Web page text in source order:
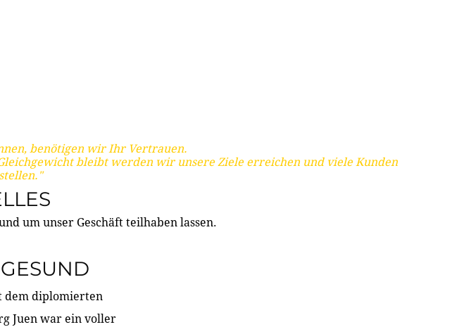
benötigen wir Ihr Vertrauen.
bleibt werden wir unsere Ziele erreichen und viele Kunden
um unser Geschäft teilhaben lassen.
dem diplomierten
Juen war ein voller